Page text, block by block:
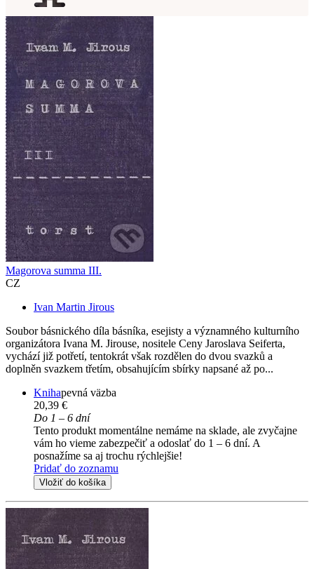
Magorova summa III.
CZ
Ivan Martin Jirous
Soubor básnického díla básníka, esejisty a významného kulturního
organizátora Ivana M. Jirouse, nositele Ceny Jaroslava Seiferta,
vychází již potřetí, tentokrát však rozdělen do dvou svazků a
doplněn svazkem třetím, obsahujícím sbírky napsané až po...
Knihapevná väzba
20,39 €
Do 1 – 6 dní
Tento produkt momentálne nemáme na sklade, ale zvyčajne
vám ho vieme zabezpečiť a odoslať do 1 – 6 dní. A
posnažíme sa aj trochu rýchlejšie!
Pridať do zoznamu
Vložiť do košíka